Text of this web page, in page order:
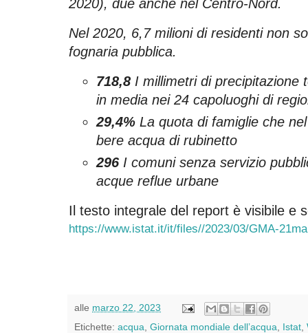
2020), due anche nel Centro-Nord.
Nel 2020, 6,7 milioni di residenti non
fognaria pubblica.
718,8 I millimetri di precipitazione
in media nei 24 capoluoghi di
29,4% La quota di famiglie che
bere acqua di rubinetto
296 I comuni senza servizio
acque reflue urbane
Il testo integrale del report è visibile e
https://www.istat.it/it/files//2023/03/GMA-
alle marzo 22, 2023
Etichette: acqua Giornata mondiale dell’acqua Istat